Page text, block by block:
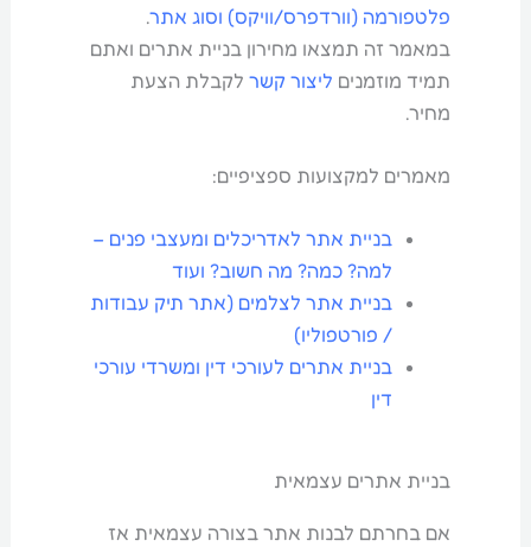
פלטפורמה (וורדפרס/וויקס) וסוג אתר.
במאמר זה תמצאו מחירון בניית אתרים ואתם
תמיד מוזמנים ליצור קשר לקבלת הצעת
מחיר.
מאמרים למקצועות ספציפיים:
בניית אתר לאדריכלים ומעצבי פנים –
למה? כמה? מה חשוב? ועוד
בניית אתר לצלמים (אתר תיק עבודות
/ פורטפוליו)
בניית אתרים לעורכי דין ומשרדי עורכי
דין
בניית אתרים עצמאית
אם בחרתם לבנות אתר בצורה עצמאית אז